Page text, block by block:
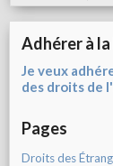
Adhérer à la
Je veux
des droits de
Pages
Droits des